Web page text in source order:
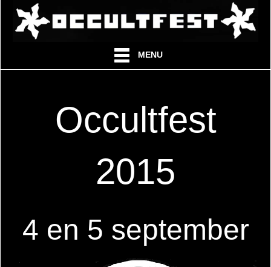
MENU
Occultfest
2015
4 en 5 september